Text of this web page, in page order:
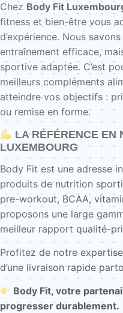
Chez Body Fit
fitness et bien-être vous
d’expérience. Nous
entraînement efficace,
sportive adaptée. C’est
meilleurs compléments
atteindre vos objectifs :
ou remise en forme.
LA RÉFÉRENCE EN
LUXEMBOURG
Body Fit est une adresse
produits de nutrition
pre-workout, BCAA,
proposons une large
meilleur rapport qualité-
Profitez de notre
d’une livraison rapide
Body Fit, votre
progresser durablement.